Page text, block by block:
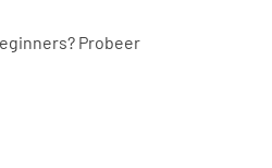
Probeer